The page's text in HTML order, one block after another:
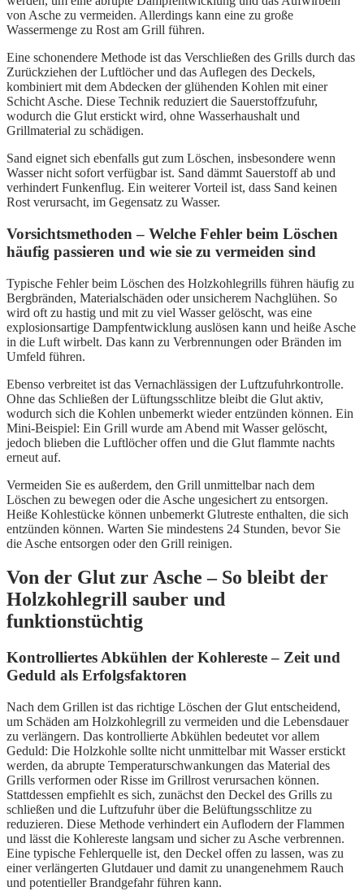
von Asche zu vermeiden. Allerdings kann eine zu große
Wassermenge zu Rost am Grill führen.
Eine schonendere Methode ist das Verschließen des Grills durch das
Zurückziehen der Luftlöcher und das Auflegen des Deckels,
kombiniert mit dem Abdecken der glühenden Kohlen mit einer
Schicht Asche. Diese Technik reduziert die Sauerstoffzufuhr,
wodurch die Glut erstickt wird, ohne Wasserhaushalt und
Grillmaterial zu schädigen.
Sand eignet sich ebenfalls gut zum Löschen, insbesondere wenn
Wasser nicht sofort verfügbar ist. Sand dämmt Sauerstoff ab und
verhindert Funkenflug. Ein weiterer Vorteil ist, dass Sand keinen
Rost verursacht, im Gegensatz zu Wasser.
Vorsichtsmethoden – Welche Fehler beim Löschen
häufig passieren und wie sie zu vermeiden sind
Typische Fehler beim Löschen des Holzkohlegrills führen häufig zu
Bergbränden, Materialschäden oder unsicherem Nachglühen. So
wird oft zu hastig und mit zu viel Wasser gelöscht, was eine
explosionsartige Dampfentwicklung auslösen kann und heiße Asche
in die Luft wirbelt. Das kann zu Verbrennungen oder Bränden im
Umfeld führen.
Ebenso verbreitet ist das Vernachlässigen der Luftzufuhrkontrolle.
Ohne das Schließen der Lüftungsschlitze bleibt die Glut aktiv,
wodurch sich die Kohlen unbemerkt wieder entzünden können. Ein
Mini-Beispiel: Ein Grill wurde am Abend mit Wasser gelöscht,
jedoch blieben die Luftlöcher offen und die Glut flammte nachts
erneut auf.
Vermeiden Sie es außerdem, den Grill unmittelbar nach dem
Löschen zu bewegen oder die Asche ungesichert zu entsorgen.
Heiße Kohlestücke können unbemerkt Glutreste enthalten, die sich
entzünden können. Warten Sie mindestens 24 Stunden, bevor Sie
die Asche entsorgen oder den Grill reinigen.
Von der Glut zur Asche – So bleibt der
Holzkohlegrill sauber und
funktionstüchtig
Kontrolliertes Abkühlen der Kohlereste – Zeit und
Geduld als Erfolgsfaktoren
Nach dem Grillen ist das richtige Löschen der Glut entscheidend,
um Schäden am Holzkohlegrill zu vermeiden und die Lebensdauer
zu verlängern. Das kontrollierte Abkühlen bedeutet vor allem
Geduld: Die Holzkohle sollte nicht unmittelbar mit Wasser erstickt
werden, da abrupte Temperaturschwankungen das Material des
Grills verformen oder Risse im Grillrost verursachen können.
Stattdessen empfiehlt es sich, zunächst den Deckel des Grills zu
schließen und die Luftzufuhr über die Belüftungsschlitze zu
reduzieren. Diese Methode verhindert ein Auflodern der Flammen
und lässt die Kohlereste langsam und sicher zu Asche verbrennen.
Eine typische Fehlerquelle ist, den Deckel offen zu lassen, was zu
einer verlängerten Glutdauer und damit zu unangenehmem Rauch
und potentieller Brandgefahr führen kann.